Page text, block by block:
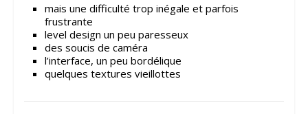
mais une difficulté trop inégale et parfois
frustrante
level design un peu paresseux
des soucis de caméra
l’interface, un peu bordélique
quelques textures vieillottes